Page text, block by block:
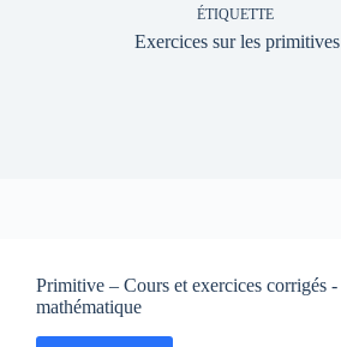
ÉTIQUETTE
Exercices sur les primitives
Primitive – Cours et exercices corrigés -
mathématique